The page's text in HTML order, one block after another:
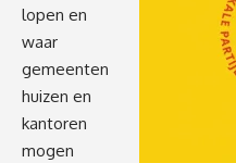
lopen en
waar
gemeenten
huizen en
kantoren
mogen